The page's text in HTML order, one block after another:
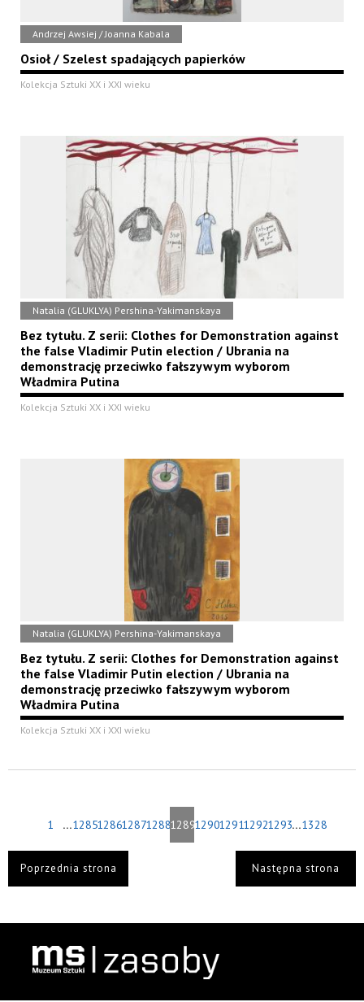
Andrzej Awsiej / Joanna Kabala
Osioł / Szelest spadających papierków
Kolekcja Sztuki XX i XXI wieku
Natalia (GLUKLYA) Pershina-Yakimanskaya
Bez tytułu. Z serii: Clothes for Demonstration against
the false Vladimir Putin election / Ubrania na
demonstrację przeciwko fałszywym wyborom
Władmira Putina
Kolekcja Sztuki XX i XXI wieku
Natalia (GLUKLYA) Pershina-Yakimanskaya
Bez tytułu. Z serii: Clothes for Demonstration against
the false Vladimir Putin election / Ubrania na
demonstrację przeciwko fałszywym wyborom
Władmira Putina
Kolekcja Sztuki XX i XXI wieku
1 ...128512861287128812891290129112921293...1328
Poprzednia strona Następna strona